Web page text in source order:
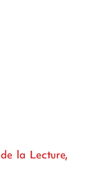
la Lecture,